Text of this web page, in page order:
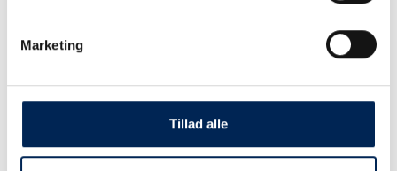
Marketing
Tillad alle